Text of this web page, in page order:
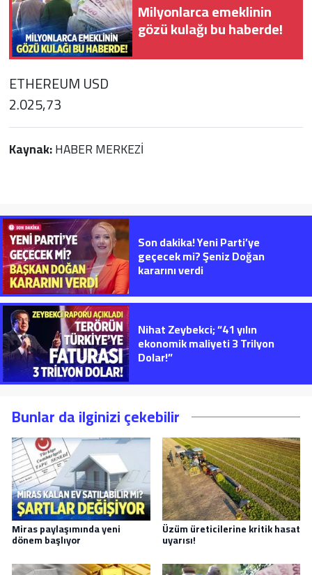
Milyonlarca emeklinin
gözü kulağı bu haberde!
ETHEREUM USD
2.025,73
Kaynak:HABER MERKEZİ
Son dakika! Yeni Parti’ye
geçecek mi? Şeniz Doğan
kararını verdi
Nihat Zeybekci; “41 yılın
ekonomik maliyeti 3 Trilyon
Dolar!”
Bunlar da ilginizi çekebilir
Miras paylaşımında yeni
dönem başlıyor
Üzüm üreticilerine kritik hasat
uyarısı!